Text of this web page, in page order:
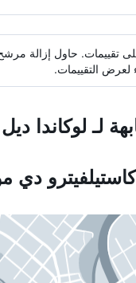
تقييمات. حاول إزالة
التقييمات.
لـ لوكاندا
دي